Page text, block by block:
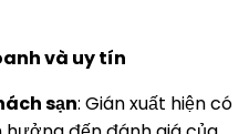
và uy tín
sạn: Gián xuất hiện có